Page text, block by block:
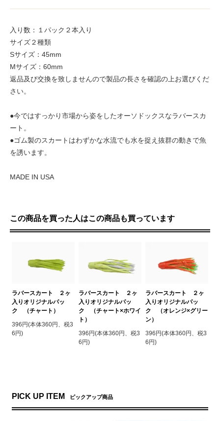
入り数：１パック２本入り
サイズ２種類
Sサイズ：45mm
Mサイズ：60mm
返品及び交換を致しませんので製品の長さを確認の上お選びくだ
さい。
●今ではすっかり市場から姿をしたオーソドックスなラバースカ
ート。
●ゴム製のスカートはわずかな水流でも水を捉え抜群の動きで魚
を誘います。
MADE IN USA
この商品を買った人はこの商品も買っています
ラバースカート ２ヶ
入りオリジナルパッ
ク （チャート）
396円(本体360円、税3
6円)
ラバースカート ２ヶ
入りオリジナルパッ
ク （チャート×ホワイ
ト）
396円(本体360円、税3
6円)
ラバースカート ２ヶ
入りオリジナルパッ
ク （オレンジ×グリー
ン）
396円(本体360円、税3
6円)
PICK UP ITEM ピックアップ商品